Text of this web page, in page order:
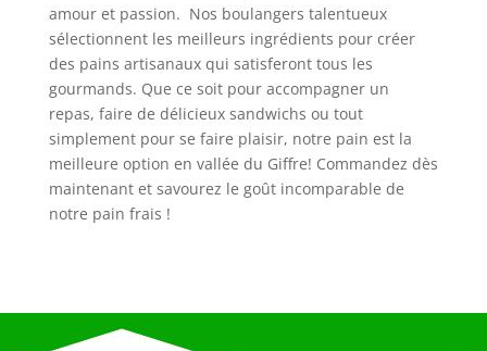
amour et passion. Nos boulangers talentueux
sélectionnent les meilleurs ingrédients pour créer
des pains artisanaux qui satisferont tous les
gourmands. Que ce soit pour accompagner un
repas, faire de délicieux sandwichs ou tout
simplement pour se faire plaisir, notre pain est la
meilleure option en vallée du Giffre! Commandez dès
maintenant et savourez le goût incomparable de
notre pain frais !